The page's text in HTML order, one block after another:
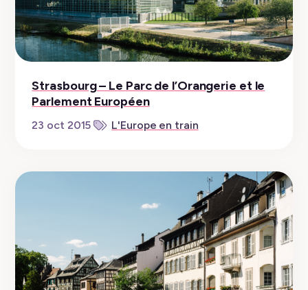
Strasbourg – Le Parc de l’Orangerie et le
Parlement Européen
23 oct 2015 L'Europe en train